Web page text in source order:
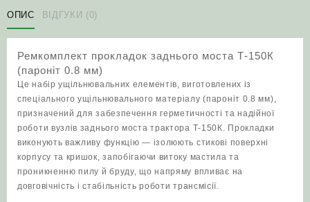
Т-150К
(пароніт
мм)
кількість
ОПИС ВІДГУКИ (0)
Ремкомплект прокладок заднього моста Т-150К
(пароніт 0.8 мм)
Це набір ущільнювальних елементів, виготовлених із
спеціального ущільнювального матеріалу (пароніт 0.8 мм),
призначений для забезпечення герметичності та надійної
роботи вузлів заднього моста трактора Т‑150К. Прокладки
виконують важливу функцію — ізолюють стикові поверхні
корпусу та кришок, запобігаючи витоку мастила та
проникненню пилу й бруду, що напряму впливає на
довговічність і стабільність роботи трансмісії.